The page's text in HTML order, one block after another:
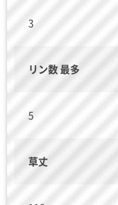
3
リン数 最多
5
草丈